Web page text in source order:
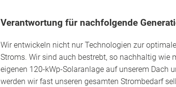
Verantwortung für nachfolgende
Wir entwickeln nicht nur Technologien zur
Stroms. Wir sind auch bestrebt, so nachhaltig wie
eigenen 120-kWp-Solaranlage auf unserem Dach
werden wir fast unseren gesamten Strombedarf